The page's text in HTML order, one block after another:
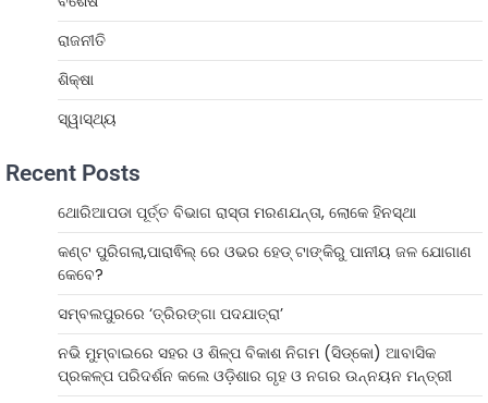
ରାଜନୀତି
ଶିକ୍ଷା
ସ୍ୱାସ୍ଥ୍ୟ
Recent Posts
ଥୋରିଆପଡା ପୂର୍ତ୍ତ ବିଭାଗ ରାସ୍ତା ମରଣଯନ୍ତା, ଲୋକେ ହିନସ୍ଥା
କଣ୍ଟ ପୁରିଗଲା,ପାରାଵିଲ୍ ରେ ଓଭର ହେଡ୍ ଟାଙ୍କିରୁ ପାନୀୟ ଜଳ ଯୋଗାଣ
କେବେ?
ସମ୍ବଲପୁରରେ ‘ତ୍ରିରଙ୍ଗା ପଦଯାତ୍ରା’
ନଭି ମୁମ୍ବାଇରେ ସହର ଓ ଶିଳ୍ପ ବିକାଶ ନିଗମ (ସିଡ୍‌କୋ) ଆବାସିକ
ପ୍ରକଳ୍ପ ପରିଦର୍ଶନ କଲେ ଓଡ଼ିଶାର ଗୃହ ଓ ନଗର ଉନ୍ନୟନ ମନ୍ତ୍ରୀ